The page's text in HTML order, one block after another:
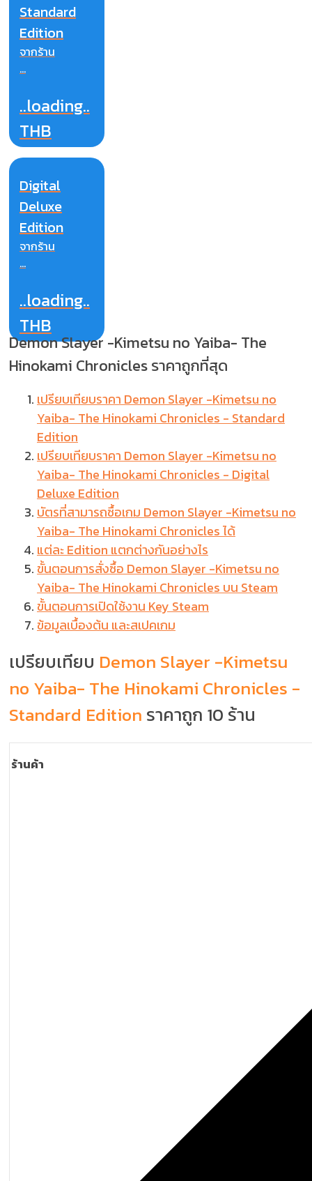
Standard
Edition
จากร้าน
...
..loading..
THB
Digital
Deluxe
Edition
จากร้าน
...
..loading..
THB
Demon Slayer -Kimetsu no Yaiba- The
Hinokami Chronicles ราคาถูกที่สุด
เปรียบเทียบราคา Demon Slayer -Kimetsu no
Yaiba- The Hinokami Chronicles - Standard
Edition
เปรียบเทียบราคา Demon Slayer -Kimetsu no
Yaiba- The Hinokami Chronicles - Digital
Deluxe Edition
บัตรที่สามารถซื้อเกม Demon Slayer -Kimetsu no
Yaiba- The Hinokami Chronicles ได้
แต่ละ Edition แตกต่างกันอย่างไร
ขั้นตอนการสั่งซื้อ Demon Slayer -Kimetsu no
Yaiba- The Hinokami Chronicles บน Steam
ขั้นตอนการเปิดใช้งาน Key Steam
ข้อมูลเบื้องต้น และสเปคเกม
เปรียบเทียบ Demon Slayer -Kimetsu
no Yaiba- The Hinokami Chronicles -
Standard Edition ราคาถูก 10 ร้าน
ร้านค้า